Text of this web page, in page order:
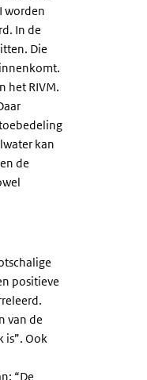
worden
In de
Die
het RIVM.
kan
de
positieve
van de
is”. Ook
“De